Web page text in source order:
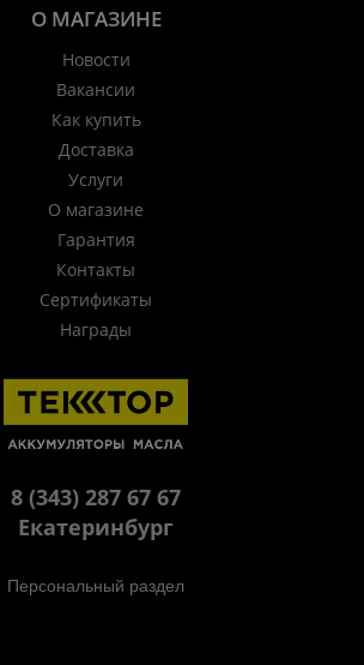
О МАГАЗИНЕ
Новости
Вакансии
Как купить
Доставка
Услуги
О магазине
Гарантия
Контакты
Сертификаты
Награды
8 (343) 287 67 67
Екатеринбург
Персональный раздел